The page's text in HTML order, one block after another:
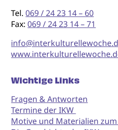
Tel.069 / 24 23 14 – 60
Fax:069 / 24 23 14 – 71
Wichtige Links
Fragen & Antworten
Termine der IKW
Motive und Materialien